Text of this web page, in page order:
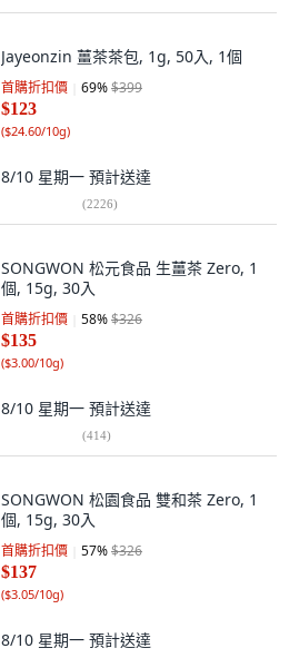
Jayeonzin 薑茶茶包, 1g, 50入, 1個
首購折扣價 69%$399
$123
($24.60/10g)
8/10 星期一 預計送達
(2226)
SONGWON 松元食品 生薑茶 Zero, 1
個, 15g, 30入
首購折扣價 58%$326
$135
($3.00/10g)
8/10 星期一 預計送達
(414)
SONGWON 松園食品 雙和茶 Zero, 1
個, 15g, 30入
首購折扣價 57%$326
$137
($3.05/10g)
8/10 星期一 預計送達